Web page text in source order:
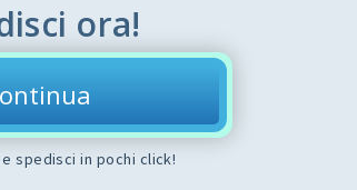
ora!
spedisci in pochi click!